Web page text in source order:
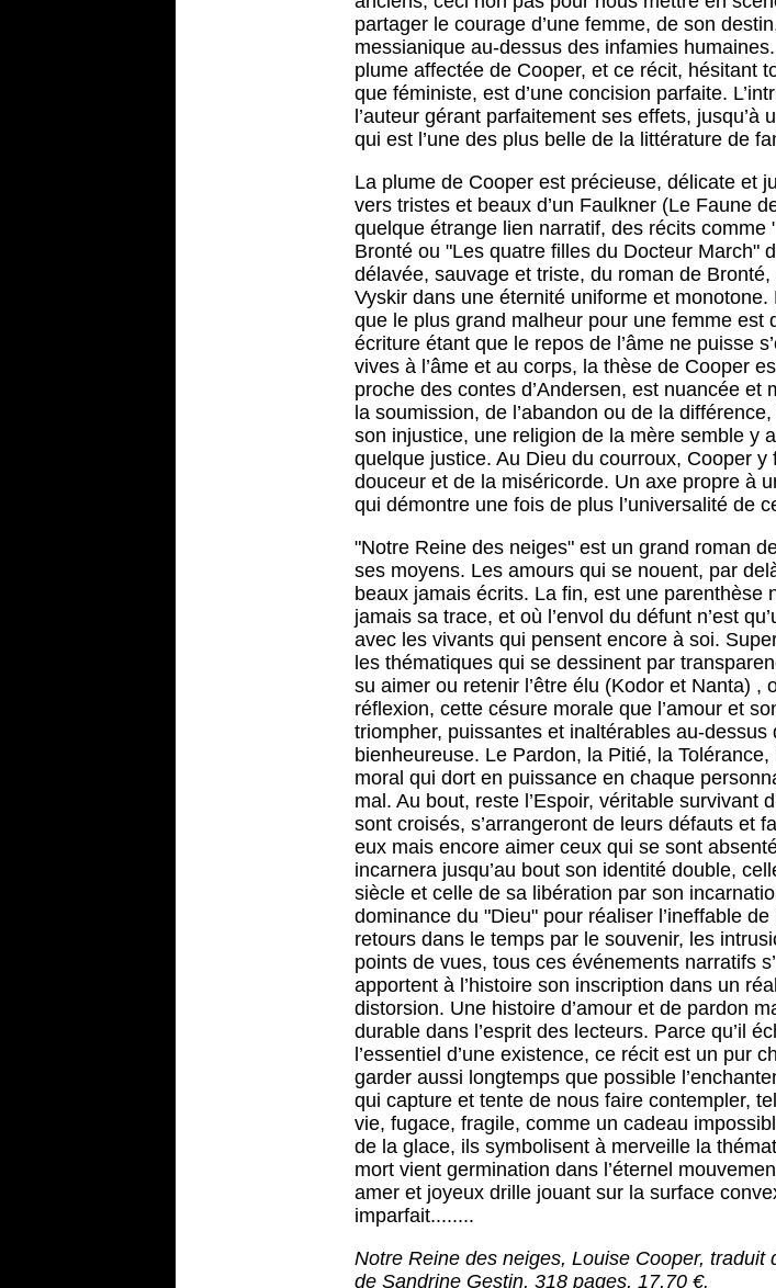
partager le courage d’une femme, de son
messianique au-dessus des infamies
plume affectée de Cooper, et ce récit, hésitant
que féministe, est d’une concision parfaite.
l’auteur gérant parfaitement ses effets,
qui est l’une des plus belle de la littérature de
La plume de Cooper est précieuse, délicate et
vers tristes et beaux d’un Faulkner (Le Faune
quelque étrange lien narratif, des récits comme
Bronté ou "Les quatre filles du Docteur March"
délavée, sauvage et triste, du roman de
Vyskir dans une éternité uniforme et
que le plus grand malheur pour une femme est
écriture étant que le repos de l’âme ne puisse
vives à l’âme et au corps, la thèse de Cooper
proche des contes d’Andersen, est nuancée
la soumission, de l’abandon ou de la
son injustice, une religion de la mère semble y
quelque justice. Au Dieu du courroux, Cooper
douceur et de la miséricorde. Un axe propre à
qui démontre une fois de plus l’universalité de
"Notre Reine des neiges" est un grand roman
ses moyens. Les amours qui se nouent, par
beaux jamais écrits. La fin, est une parenthèse
jamais sa trace, et où l’envol du défunt n’est
avec les vivants qui pensent encore à soi.
les thématiques qui se dessinent par
su aimer ou retenir l’être élu (Kodor et Nanta) ,
réflexion, cette césure morale que l’amour et
triompher, puissantes et inaltérables au-
bienheureuse. Le Pardon, la Pitié, la
moral qui dort en puissance en chaque
mal. Au bout, reste l’Espoir, véritable survivant
sont croisés, s’arrangeront de leurs défauts et
eux mais encore aimer ceux qui se sont
incarnera jusqu’au bout son identité double,
siècle et celle de sa libération par son
dominance du "Dieu" pour réaliser l’ineffable
retours dans le temps par le souvenir, les
points de vues, tous ces événements narratifs
apportent à l’histoire son inscription dans un
distorsion. Une histoire d’amour et de pardon
durable dans l’esprit des lecteurs. Parce qu’il
l’essentiel d’une existence, ce récit est un pur
garder aussi longtemps que possible
qui capture et tente de nous faire contempler,
vie, fugace, fragile, comme un cadeau
de la glace, ils symbolisent à merveille la
mort vient germination dans l’éternel
amer et joyeux drille jouant sur la surface
imparfait........
Notre Reine des neiges, Louise Cooper, traduit
de Sandrine Gestin, 318 pages, 17,70 €.